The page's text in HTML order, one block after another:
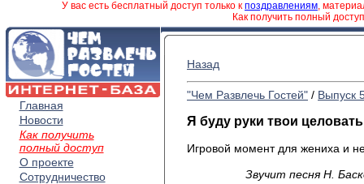
У вас есть бесплатный доступ только к поздравлениям,
Как получить полный
Главная
Новости
Как получить
полный доступ
О проекте
Сотрудничество
Назад
"Чем Развлечь Гостей" / Выпуск
Я буду руки твои
Игровой момент для жениха и
Звучит песня Н.